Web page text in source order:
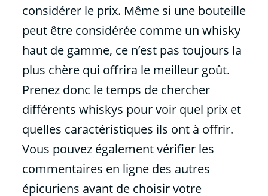
considérer le prix. Même si une bouteille
peut être considérée comme un whisky
haut de gamme, ce n’est pas toujours la
plus chère qui offrira le meilleur goût.
Prenez donc le temps de chercher
différents whiskys pour voir quel prix et
quelles caractéristiques ils ont à offrir.
Vous pouvez également vérifier les
commentaires en ligne des autres
épicuriens avant de choisir votre